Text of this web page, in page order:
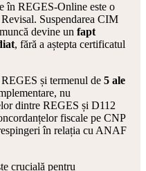
în REGES-Online este o
Suspendarea CIM
devine un fapt
, fără a aștepta certificatul
și termenul de 5 ale
nu
dintre REGES și D112
fiscale pe CNP
în relația cu ANAF
crucială pentru